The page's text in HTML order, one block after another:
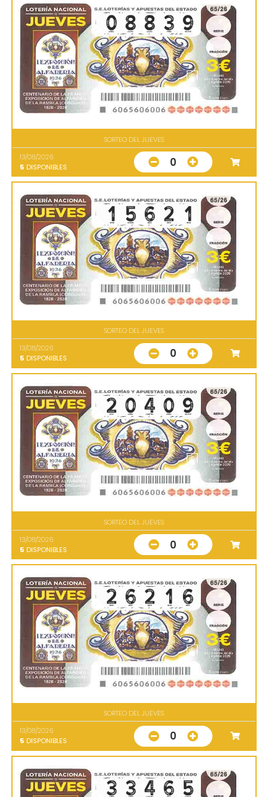
SORTEO DEL JUEVES
13/08/2026
5 DISPONIBLES 0
SORTEO DEL JUEVES
13/08/2026
5 DISPONIBLES 0
SORTEO DEL JUEVES
13/08/2026
5 DISPONIBLES 0
SORTEO DEL JUEVES
13/08/2026
5 DISPONIBLES 0